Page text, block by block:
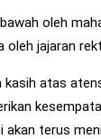
oleh
jajaran
kasih atas
akan terus